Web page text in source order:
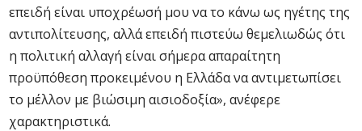
επειδή είναι υποχρέωσή μου να το κάνω ως ηγέτης της
αντιπολίτευσης, αλλά επειδή πιστεύω θεμελιωδώς ότι
η πολιτική αλλαγή είναι σήμερα απαραίτητη
προϋπόθεση προκειμένου η Ελλάδα να αντιμετωπίσει
το μέλλον με βιώσιμη αισιοδοξία», ανέφερε
χαρακτηριστικά.